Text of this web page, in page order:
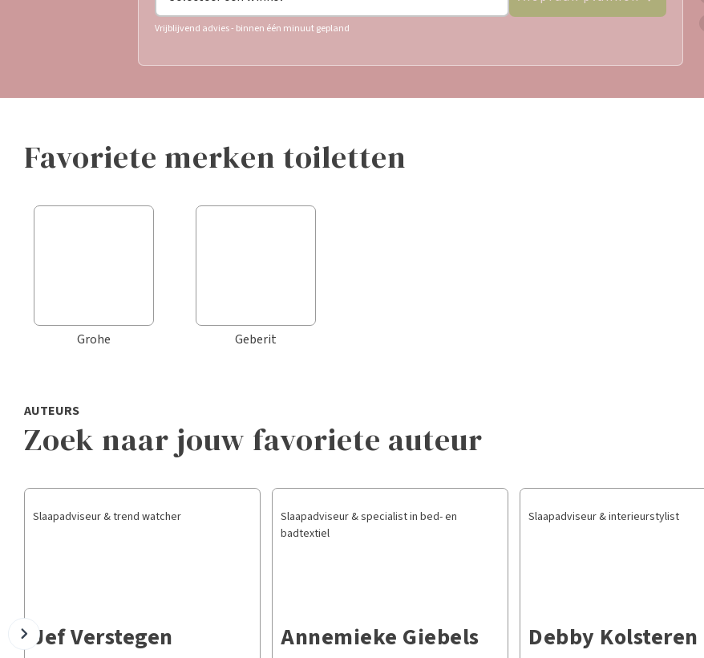
Vrijblijvend advies - binnen één minuut gepland
favoriete merken toiletten
Grohe Geberit
AUTEURS
Zoek naar jouw favoriete auteur
Slaapadviseur & trend watcher
Jef Verstegen
Slaapadviseur & specialist in bed- en
badtextiel
Annemieke Giebels
Slaapadviseur & interieurstylist
Debby Kolsteren